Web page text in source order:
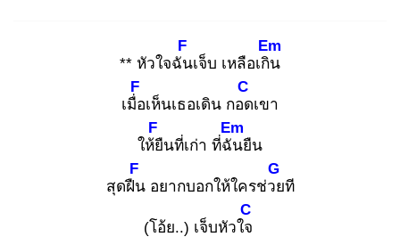
** หัวใจฉัน
F
เจ็บ เหลือเกิน
Em
เมื่อ
F
เห็นเธอเดิน กอด
C
เขา
ให้ยื
F
นที่เก่า ที่ฉัน
Em
ยืน
สุดฝืน
F
อยากบอกให้ใครช่วย
G
ที
(โอ้ย..) เจ็บหัวใจ
C